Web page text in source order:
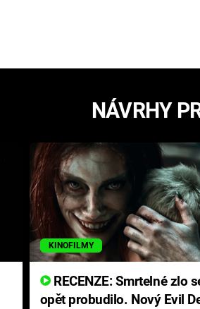
NÁVRHY
KINOFILMY
RECENZE: Smrtelné zlo se
opět probudilo. Nový Evil